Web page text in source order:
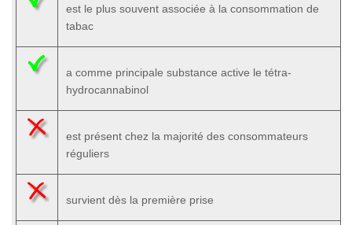
est le plus souvent associée à la consommation de
tabac
a comme principale substance active le tétra-
hydrocannabinol
est présent chez la majorité des consommateurs
réguliers
survient dès la première prise